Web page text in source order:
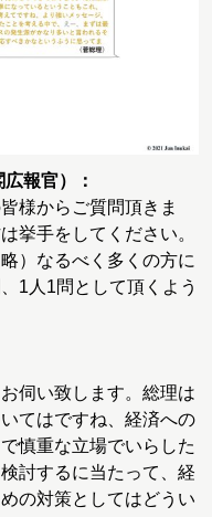
報官）：
様からご質問頂きま
挙手をしてください。
）なるべく多くの方に
1人1問として頂くよう
伺い致します。総理は
てはですね、経済への
慎重な立場でいらした
討するに当たって、経
の対策としてはどうい